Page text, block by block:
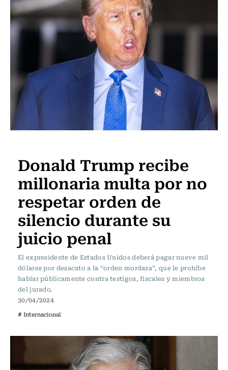
Donald Trump recibe
millonaria multa por no
respetar orden de
silencio durante su
juicio penal
El expresidente de Estados Unidos deberá pagar nueve mil
dólares por desacato a la “orden mordaza”, que le prohíbe
hablar públicamente contra testigos, fiscales y miembros
del jurado.
30/04/2024
# Internacional